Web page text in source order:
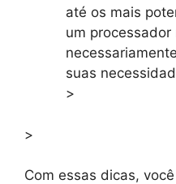
até os mais
um
suas
>
>
Com essas dicas,